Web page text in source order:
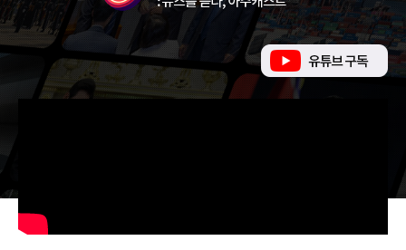
유
튜
브